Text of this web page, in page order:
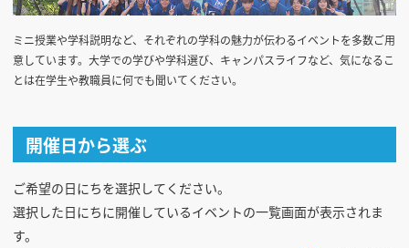
ミニ授業や学科説明など、それぞれの学科の魅力が伝わるイベントを多数ご用
意しています。大学での学びや学科選び、キャンパスライフなど、気になるこ
とは在学生や教職員に何でも聞いてください。
開催日から選ぶ
ご希望の日にちを選択してください。
選択した日にちに開催しているイベントの一覧画面が表示されま
す。